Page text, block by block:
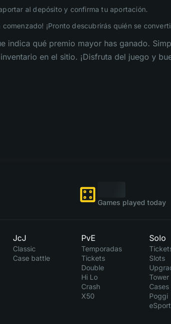
al depósito y confirma tu aportación.
¡Pronto descubrirás quién se
indica qué premio mayor has ganado.
en el sitio. ¡Disfruta del juego y
Games played today
JcJ
Classic
Case battle
PvE
Temporadas
Tickets
Double
Hi Lo
Crash
X50
Solo
Slots
Tower
Cases
Poggi